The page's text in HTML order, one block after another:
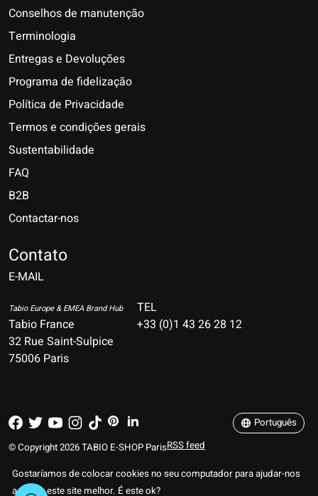
Conselhos de manutenção
Terminologia
Entregas e Devoluções
Programa de fidelização
Política de Privacidade
Termos e condições gerais
Sustentabilidade
FAQ
B2B
Contactar-nos
Contato
E-MAIL
Tabio Europe & EMEA Brand Hub
Tabio France
32 Rue Saint-Sulpice
75006 Paris
TEL
+33 (0)1 43 26 28 12
© Copyright 2026 TABIO E-SHOP ParisRSS feed
Português
Gostaríamos de colocar cookies no seu computador para ajudar-nos
a tornar este site melhor. É este ok?